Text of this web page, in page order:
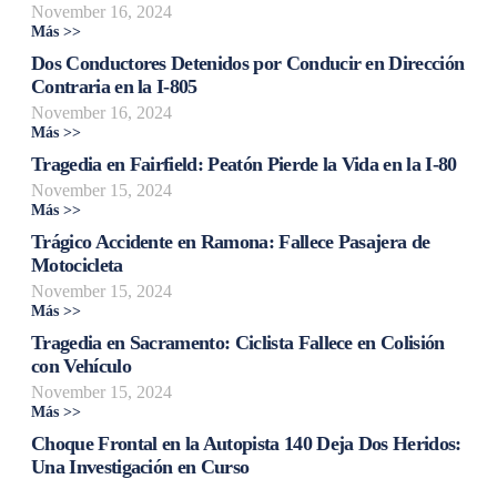
November 16, 2024
Más >>
Dos Conductores Detenidos por Conducir en Dirección
Contraria en la I-805
November 16, 2024
Más >>
Tragedia en Fairfield: Peatón Pierde la Vida en la I-80
November 15, 2024
Más >>
Trágico Accidente en Ramona: Fallece Pasajera de
Motocicleta
November 15, 2024
Más >>
Tragedia en Sacramento: Ciclista Fallece en Colisión
con Vehículo
November 15, 2024
Más >>
Choque Frontal en la Autopista 140 Deja Dos Heridos:
Una Investigación en Curso